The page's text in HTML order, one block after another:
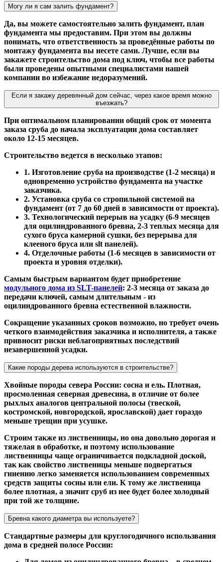
Могу ли я сам залить фундамент?
Да, вы можете самостоятельно залить фундамент, план
фундамента мы предоставим. При этом вы должны
понимать, что ответственность за проведённые работы по
монтажу фундамента вы несете сами. Лучше, если вы
закажете строительство дома под ключ, чтобы все работы
были проведены опытными специалистами нашей
компании во избежание недоразумений.
Если я закажу деревянный дом сейчас, через какое время можно
въезжать?
При оптимальном планировании общий срок от момента
заказа сруба до начала эксплуатации дома составляет
около 12-15 месяцев.
Строительство ведется в несколько этапов:
1. Изготовление сруба на производстве (1-2 месяца) и
одновременно устройство фундамента на участке
заказчика.
2. Установка сруба со стропильной системой на
фундамент (от 7 до 60 дней в зависимости от проекта).
3. Технологический перерыв на усадку (6-9 месяцев
для оцилиндрованного бревна, 2-3 теплых месяца для
сухого бруса камерной сушки, без перерыва для
клееного бруса или slt панелей).
4. Отделочные работы (1-6 месяцев в зависимости от
проекта и уровня отделки).
Самым быстрым вариантом будет приобретение
модульного дома из SLT-панелей: 2-3 месяца от заказа до
передачи ключей, самым длительным - из
оцилиндрованного бревна естественной влажности.
Сокращение указанных сроков возможно, но требует очень
четкого взаимодействия заказчика и исполнителя, а также
привносит риски неблагоприятных последствий
незавершенной усадки.
Какие породы дерева используются в строительстве?
Хвойные породы севера России: сосна и ель. Плотная,
просмоленная северная древесина, в отличие от более
рыхлых аналогов центральной полосы (твеской,
костромской, новгородской, ярославской) дает гораздо
меньше трещин при усушке.
Строим также из лиственницы, но она довольно дорогая и
тяжелая в обработке, и поэтому использование
лиственницы чаще ограничивается подкладной доской,
так как свойство лиственицы меньше подвергаться
гниению легко заменяется использованием современных
средств защиты сосны или ели. К тому же лиственица
более плотная, а значит сруб из нее будет более холодный
при той же толщине.
Бревна какого диаметра вы используете?
Стандартные размеры для круглогодичного использвания
дома в средней полосе России: